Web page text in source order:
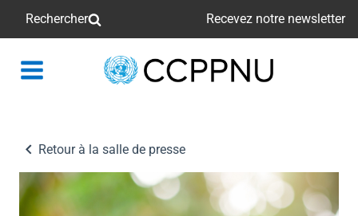
Rechercher Recevez notre newsletter
retour
Retour à la salle de presse